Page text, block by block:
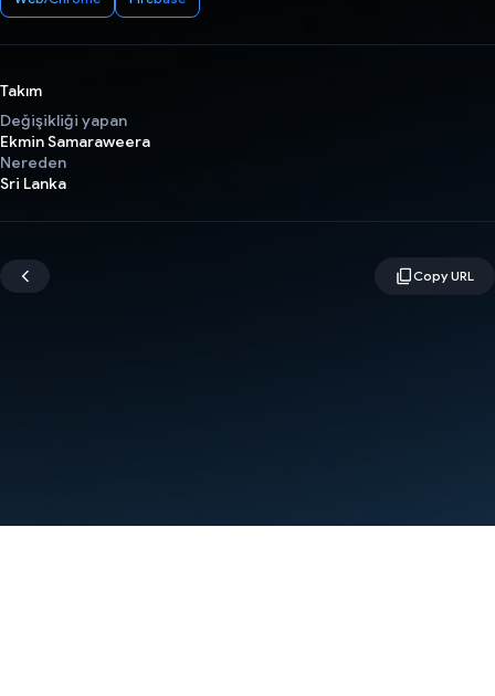
Takım
Değişikliği yapan
Ekmin Samaraweera
Nereden
Sri Lanka